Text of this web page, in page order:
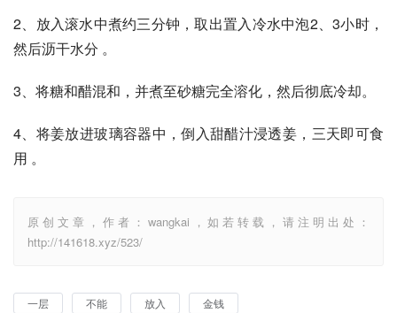
2、放入滚水中煮约三分钟，取出置入冷水中泡2、3小时，
然后沥干水分 。
3、将糖和醋混和，并煮至砂糖完全溶化，然后彻底冷却。
4、将姜放进玻璃容器中，倒入甜醋汁浸透姜，三天即可食
用 。
原创文章，作者：wangkai，如若转载，请注明出处：
http://141618.xyz/523/
一层 不能 放入 金钱